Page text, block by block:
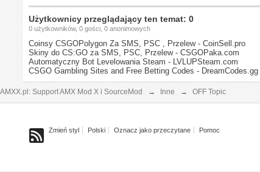
Użytkownicy przeglądający ten temat: 0
0 użytkowników, 0 gości, 0 anonimowych
Coinsy CSGOPolygon Za SMS, PSC , Przelew - CoinSell.pro
Skiny do CS:GO za SMS, PSC, Przelew - CSGOPaka.com
Automatyczny Bot Levelowania Steam - LVLUPSteam.com
CSGO Gambling Sites and Free Betting Codes - DreamCodes.gg
AMXX.pl: Support AMX Mod X i SourceMod → Inne → OFF Topic
Zmień styl Polski Oznacz jako przeczytane Pomoc